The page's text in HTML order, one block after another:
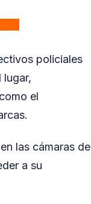
policiales
lugar,
el
las cámaras de
a su